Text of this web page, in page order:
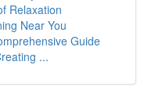
Relaxation
Near You
Guide
...